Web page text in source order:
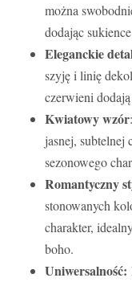
można
dodając
Eleganckie
szyję i linię
czerwieni
Kwiatowy wzór
jasnej,
sezonowego
Romantyczny
stonowanych
charakter,
boho.
Uniwersalność: